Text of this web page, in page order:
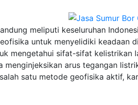
meliputi keseluruhan
untuk menyelidiki keadaan
mengetahui sifat-sifat kelistrikan
menginjeksikan arus tegangan
satu metode geofisika aktif,